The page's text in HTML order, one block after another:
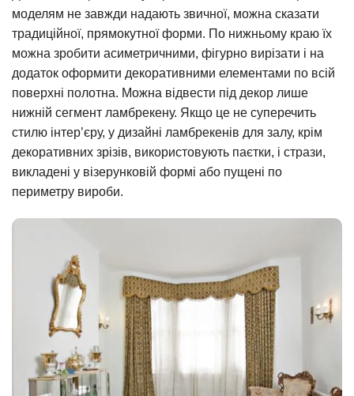
моделям не завжди надають звичної, можна сказати
традиційної, прямокутної форми. По нижньому краю їх
можна зробити асиметричними, фігурно вирізати і на
додаток оформити декоративними елементами по всій
поверхні полотна. Можна відвести під декор лише
нижній сегмент ламбрекену. Якщо це не суперечить
стилю інтер’єру, у дизайні ламбрекенів для залу, крім
декоративних зрізів, використовують паєтки, і стрази,
викладені у візерунковій формі або пущені по
периметру вироби.